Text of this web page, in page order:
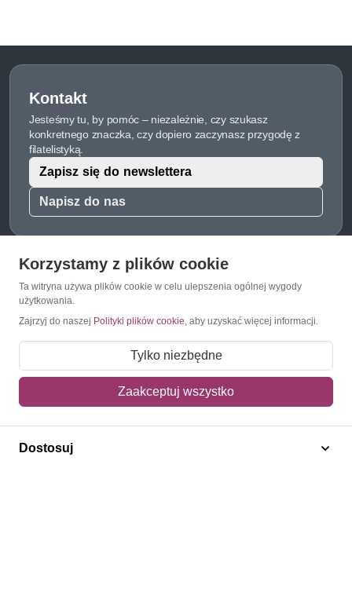
Kontakt
Jesteśmy tu, by pomóc – niezależnie, czy szukasz
konkretnego znaczka, czy dopiero zaczynasz przygodę z
filatelistyką.
Napisz do nas
Zapisz się do newslettera
O Znaczkopol.pl
O nas
Regulamin
Polityka prywatności
Korzystamy z plików cookie
Ta witryna używa plików cookie w celu ulepszenia ogólnej wygody
użytkowania.
Zajrzyj do naszej Polityki plików cookie, aby uzyskać więcej informacji.
Tylko niezbędne
Zaakceptuj wszystko
Dostosuj